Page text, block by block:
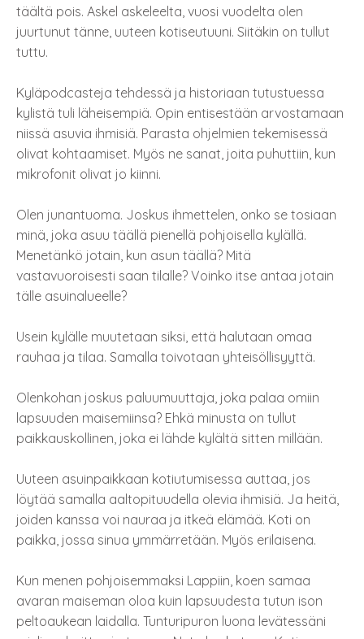
täältä pois. Askel askeleelta, vuosi vuodelta olen
juurtunut tänne, uuteen kotiseutuuni. Siitäkin on tullut
tuttu.
Kyläpodcasteja tehdessä ja historiaan tutustuessa
kylistä tuli läheisempiä. Opin entisestään arvostamaan
niissä asuvia ihmisiä. Parasta ohjelmien tekemisessä
olivat kohtaamiset. Myös ne sanat, joita puhuttiin, kun
mikrofonit olivat jo kiinni.
Olen junantuoma. Joskus ihmettelen, onko se tosiaan
minä, joka asuu täällä pienellä pohjoisella kylällä.
Menetänkö jotain, kun asun täällä? Mitä
vastavuoroisesti saan tilalle? Voinko itse antaa jotain
tälle asuinalueelle?
Usein kylälle muutetaan siksi, että halutaan omaa
rauhaa ja tilaa. Samalla toivotaan yhteisöllisyyttä.
Olenkohan joskus paluumuuttaja, joka palaa omiin
lapsuuden maisemiinsa? Ehkä minusta on tullut
paikkauskollinen, joka ei lähde kylältä sitten millään.
Uuteen asuinpaikkaan kotiutumisessa auttaa, jos
löytää samalla aaltopituudella olevia ihmisiä. Ja heitä,
joiden kanssa voi nauraa ja itkeä elämää. Koti on
paikka, jossa sinua ymmärretään. Myös erilaisena.
Kun menen pohjoisemmaksi Lappiin, koen samaa
avaran maiseman oloa kuin lapsuudesta tutun ison
peltoaukean laidalla. Tunturipuron luona levätessäni